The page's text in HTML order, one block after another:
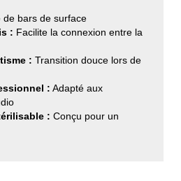
de bars de surface
: Facilite la connexion entre la
: Transition douce lors de
: Adapté aux
: Conçu pour un